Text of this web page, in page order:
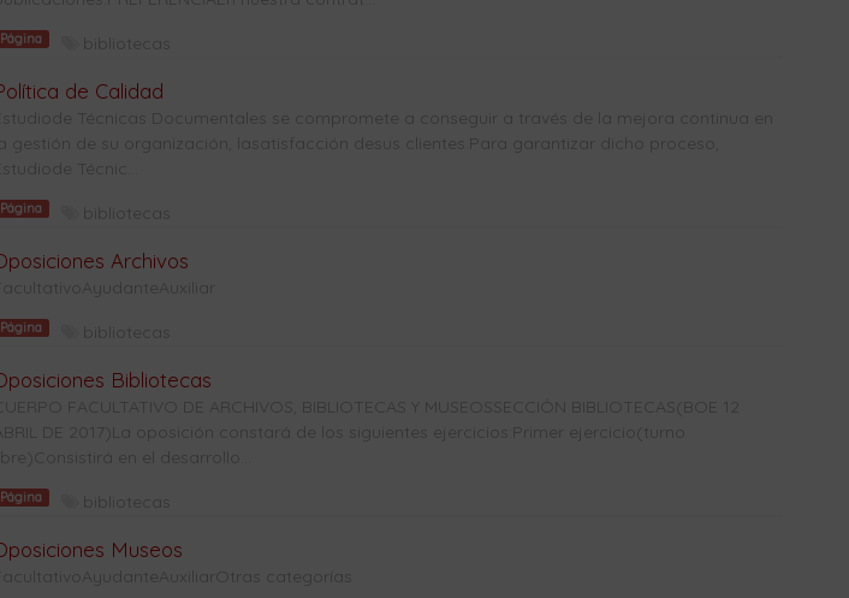
Página bibliotecas
de Calidad
Técnicas Documentales se compromete a conseguir a través de la mejora continua en
la gestión de su organización, lasatisfacción desus clientes.Para garantizar dicho proceso,
Técnic...
Página bibliotecas
Archivos
Página bibliotecas
Bibliotecas
CUERPO FACULTATIVO DE ARCHIVOS, BIBLIOTECAS Y MUSEOSSECCIÓN BIBLIOTECAS(BOE 12
DE 2017)La oposición constará de los siguientes ejercicios:Primer ejercicio(turno
libre)Consistirá en el desarrollo...
Página bibliotecas
Museos
categorías